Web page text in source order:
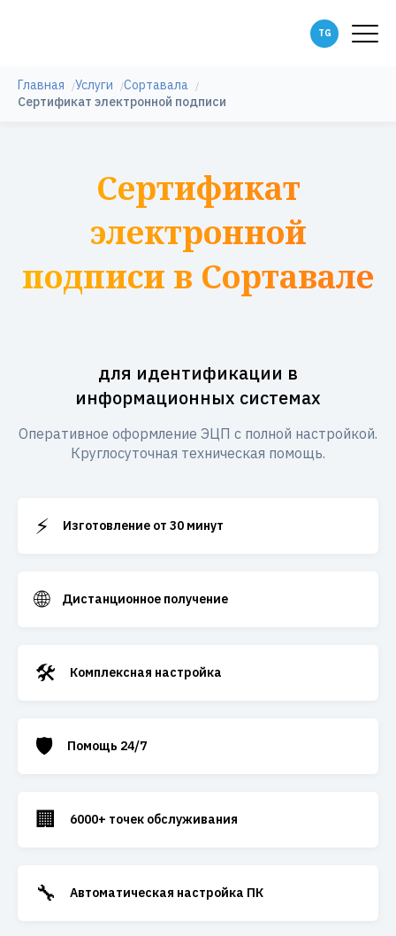
Главная Услуги
Сортавала
Сертификат электронной подписи
Сертификат
электронной
подписи в Сортавале
для идентификации в
информационных системах
Оперативное оформление ЭЦП с полной настройкой.
Круглосуточная техническая помощь.
⚡ Изготовление от 30 минут
🌐 Дистанционное получение
🛠️ Комплексная настройка
🛡️ Помощь 24/7
🏢 6000+ точек обслуживания
🔧 Автоматическая настройка ПК